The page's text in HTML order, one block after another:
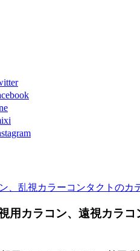
、乱視カラーコンタクトのカ
用カラコン、遠視カラ